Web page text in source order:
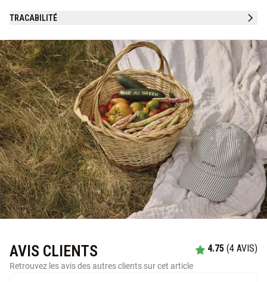
TRACABILITÉ
AVIS CLIENTS 4.75 (4 AVIS)
Retrouvez les avis des autres clients sur cet article